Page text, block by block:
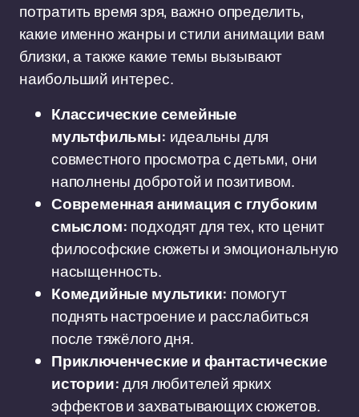
потратить время зря, важно определить,
какие именно жанры и стили анимации вам
близки, а также какие темы вызывают
наибольший интерес.
Классические семейные
мультфильмы: идеальны для
совместного просмотра с детьми, они
наполнены добротой и позитивом.
Современная анимация с глубоким
смыслом: подходят для тех, кто ценит
философские сюжеты и эмоциональную
насыщенность.
Комедийные мультики: помогут
поднять настроение и расслабиться
после тяжёлого дня.
Приключенческие и фантастические
истории:для любителей ярких
эффектов и захватывающих сюжетов.